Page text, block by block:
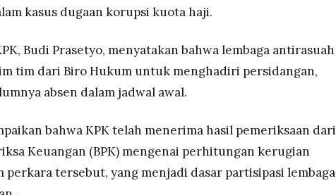
kasus dugaan korupsi kuota haji.
Budi Prasetyo, menyatakan bahwa lembaga antirasuah
tim dari Biro Hukum untuk menghadiri persidangan,
absen dalam jadwal awal.
bahwa KPK telah menerima hasil pemeriksaan dari
Keuangan (BPK) mengenai perhitungan kerugian
perkara tersebut, yang menjadi dasar partisipasi lembaga